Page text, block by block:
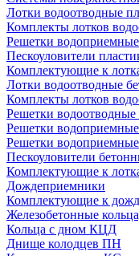
Лотки водоотводные
Комплекты лотков
Решетки
Пескоуловители
Комплектующие к
Лотки водоотводные
Комплекты лотков
Решетки
Решетки
Решетки
Пескоуловители
Комплектующие к
Дождеприемники
Комплектующие к
Железобетонные
Кольца с дном КЦД
Днище колодцев ПН